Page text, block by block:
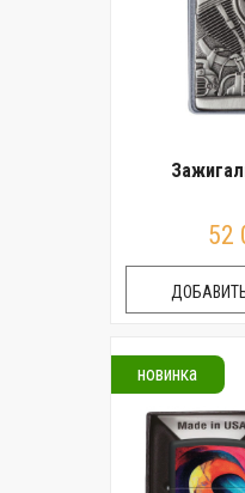
52
новинка